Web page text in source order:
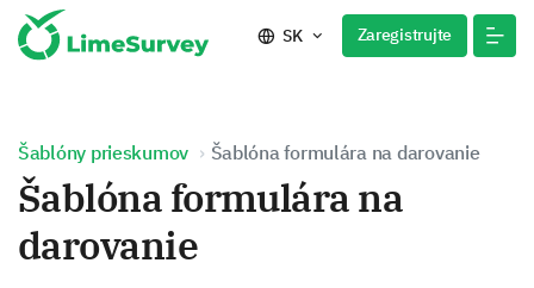
SK Zaregistrujte
Šablóny prieskumov Šablóna formulára na darovanie
Šablóna formulára na
darovanie